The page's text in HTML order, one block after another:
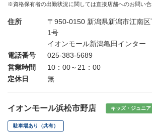
※資格保有者の出勤状況に関しては直接店舗へのお問い合
住所
〒950-0150 新潟県新潟市江南
1号
イオンモール新潟亀田インター
電話番号
025-383-5689
営業時間
10：00～21：00
定休日
無
イオンモール浜松市野店 キッズ・ジュニア
駐車場あり（共有）